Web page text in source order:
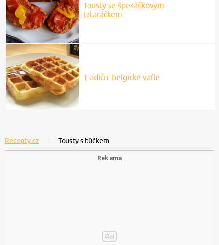
Tousty se špekáčkovým
tataráčkem
Tradiční belgické vafle
Recepty.cz Tousty s bůčkem